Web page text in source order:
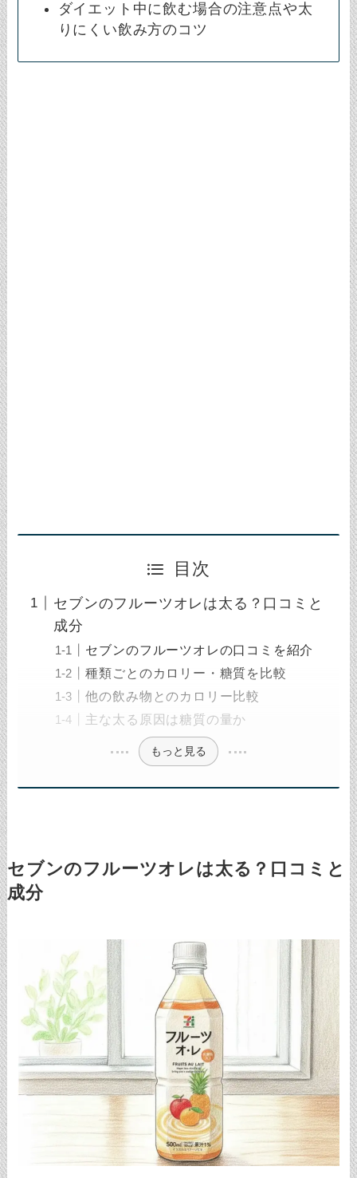
ダイエット中に飲む場合の注意点や太
りにくい飲み方のコツ
目次
セブンのフルーツオレは太る？口コミと
成分
セブンのフルーツオレの口コミを紹介
種類ごとのカロリー・糖質を比較
他の飲み物とのカロリー比較
主な太る原因は糖質の量か
もっと見る
セブンのフルーツオレは太る？口コミと
成分